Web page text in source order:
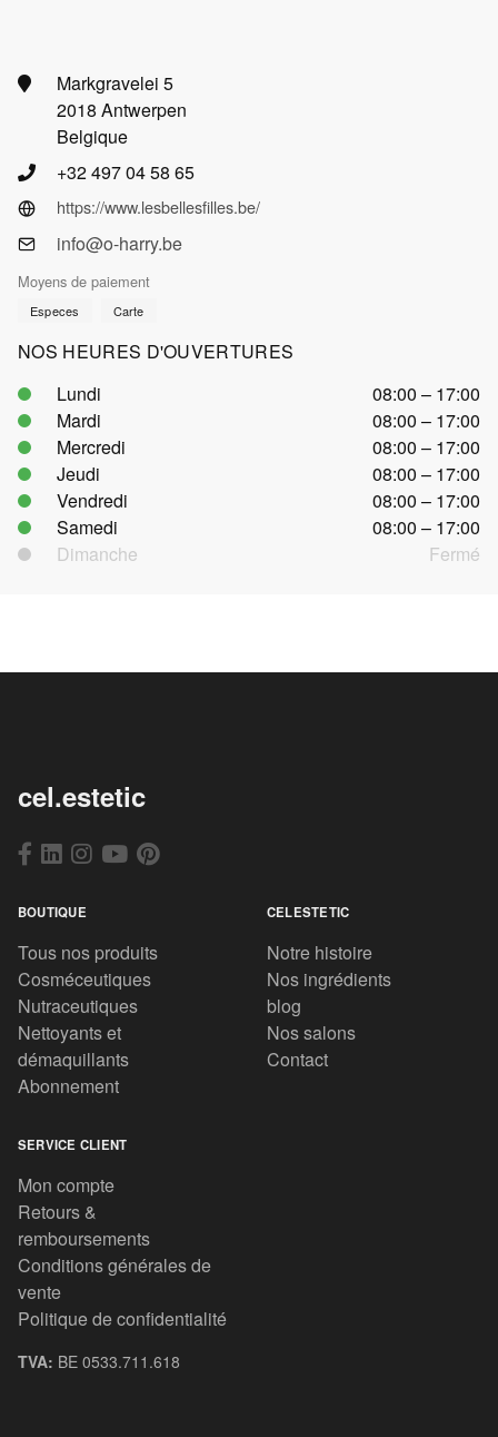
Markgravelei 5
2018 Antwerpen
Belgique
+32 497 04 58 65
https://www.lesbellesfilles.be/
info@o-harry.be
Moyens de paiement
Especes Carte
NOS HEURES D'OUVERTURES
Lundi
08:00 – 17:00
Mardi
08:00 – 17:00
Mercredi
08:00 – 17:00
Jeudi
08:00 – 17:00
Vendredi
08:00 – 17:00
Samedi
08:00 – 17:00
Dimanche
Fermé
cel.estetic
BOUTIQUE
Tous nos produits
Cosméceutiques
Nutraceutiques
Nettoyants et
démaquillants
Abonnement
CELESTETIC
Notre histoire
Nos ingrédients
blog
Nos salons
Contact
SERVICE CLIENT
Mon compte
Retours &
remboursements
Conditions générales de
vente
Politique de confidentialité
TVA: BE 0533.711.618